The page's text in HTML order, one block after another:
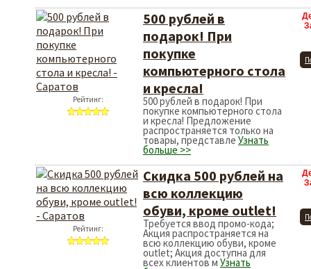
Рейтинг:
500 рублей в
подарок! При
покупке
компьютерного стола
и кресла!
500 рублей в подарок! При
покупке компьютерного стола
и кресла! Предложение
распространяется только на
товары, представле Узнать
больше >>
Рейтинг:
Скидка 500 рублей на
всю коллекцию
обуви, кроме outlet!
Требуется ввод промо-кода;
Акция распространяется на
всю коллекцию обуви, кроме
outlet; Акция доступна для
всех клиентов м Узнать